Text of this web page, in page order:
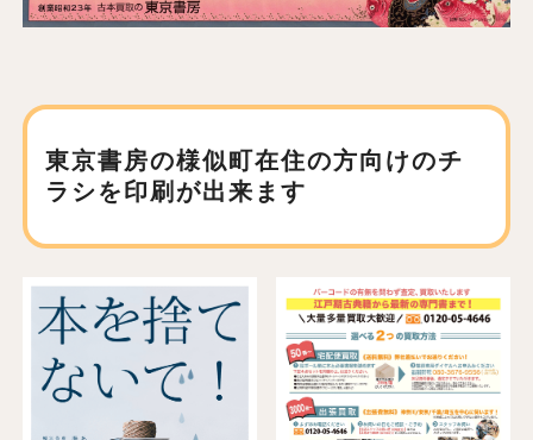
東京書房の様似町在住の方向けのチ
ラシを印刷が出来ます